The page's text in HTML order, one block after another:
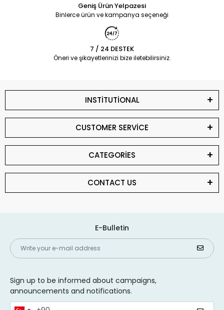
Geniş Ürün Yelpazesi
Binlerce ürün ve kampanya seçeneği
7 / 24 DESTEK
Öneri ve şikayetlerinizi bize iletebilirsiniz.
INSTİTUTİONAL
CUSTOMER SERVİCE
CATEGORİES
CONTACT US
E-Bulletin
Sign up to be informed about campaigns,
announcements and notifications.